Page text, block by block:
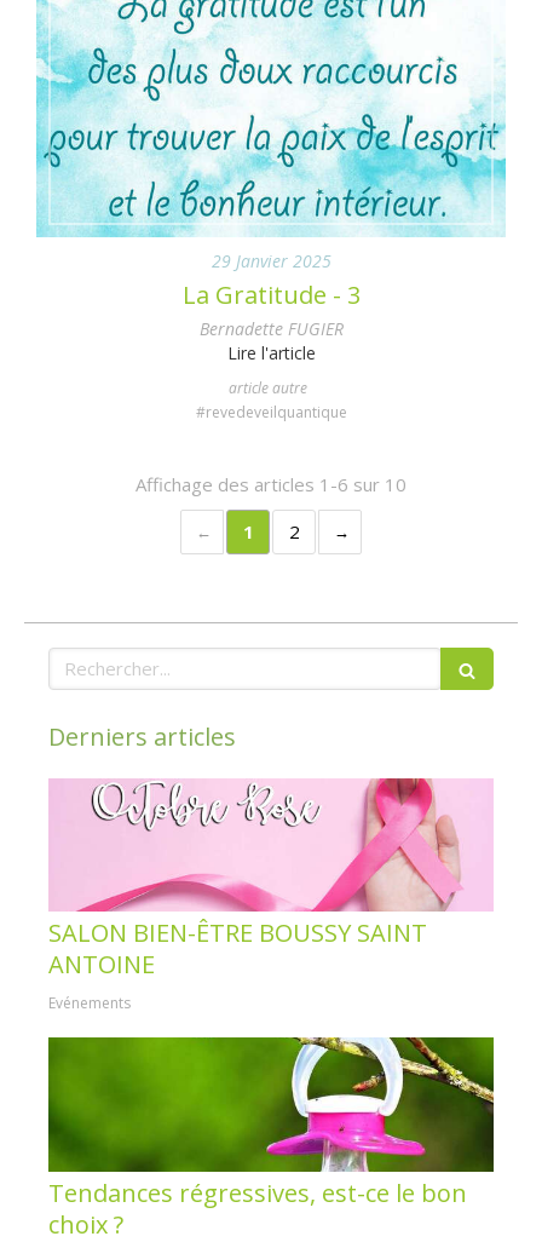
29 Janvier 2025
La Gratitude - 3
Bernadette FUGIER
Lire l'article
article autre
#revedeveilquantique
Affichage des articles 1-6 sur 10
1
2
Rechercher
Derniers articles
SALON BIEN-ÊTRE BOUSSY SAINT
ANTOINE
Evénements
Tendances régressives, est-ce le bon
choix ?